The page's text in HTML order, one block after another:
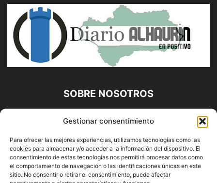
Gestionar consentimiento
Para ofrecer las mejores experiencias, utilizamos tecnologías como las
cookies para almacenar y/o acceder a la información del dispositivo. El
consentimiento de estas tecnologías nos permitirá procesar datos como
el comportamiento de navegación o las identificaciones únicas en este
sitio. No consentir o retirar el consentimiento, puede afectar
SOBRE NOSOTROS
Diario Alhaurín (www.alhaurindelatorre.com) Propiedad de
Francisco E. López López | 639 95 71 95 | Noticias de
Alhaurín de la Torre, Málaga y Provincia|
Contáctanos:info@alhaurindelatorre.com